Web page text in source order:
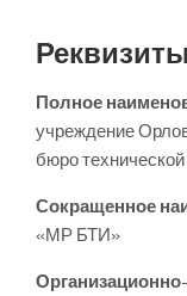
Реквизиты
Полное
учреждение
бюро
Сокращенное
«МР БТИ»